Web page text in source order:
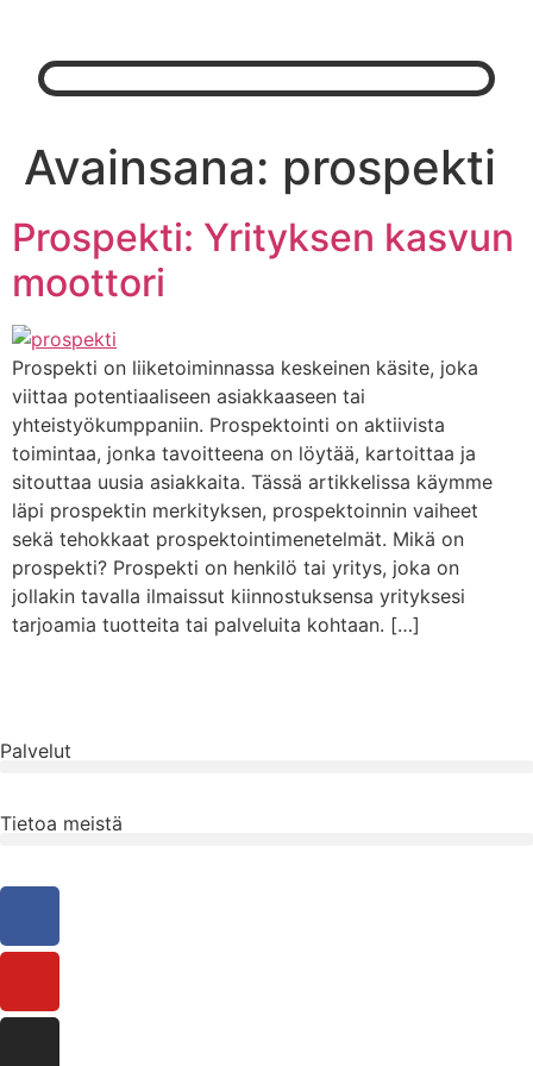
Avainsana: prospekti
Prospekti: Yrityksen kasvun
moottori
Prospekti on liiketoiminnassa keskeinen käsite, joka
viittaa potentiaaliseen asiakkaaseen tai
yhteistyökumppaniin. Prospektointi on aktiivista
toimintaa, jonka tavoitteena on löytää, kartoittaa ja
sitouttaa uusia asiakkaita. Tässä artikkelissa käymme
läpi prospektin merkityksen, prospektoinnin vaiheet
sekä tehokkaat prospektointimenetelmät. Mikä on
prospekti? Prospekti on henkilö tai yritys, joka on
jollakin tavalla ilmaissut kiinnostuksensa yrityksesi
tarjoamia tuotteita tai palveluita kohtaan. […]
Palvelut
Tietoa meistä